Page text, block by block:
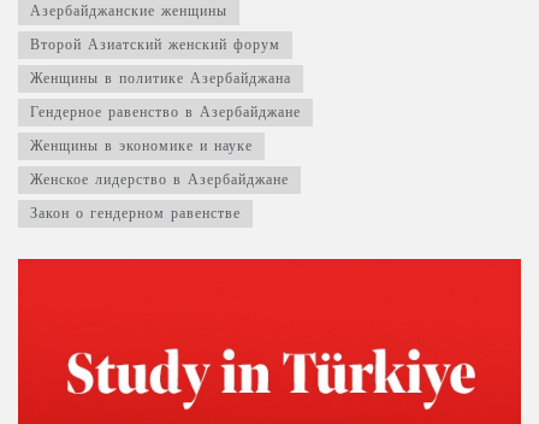
Азербайджанские женщины
Второй Азиатский женский форум
Женщины в политике Азербайджана
Гендерное равенство в Азербайджане
Женщины в экономике и науке
Женское лидерство в Азербайджане
Закон о гендерном равенстве